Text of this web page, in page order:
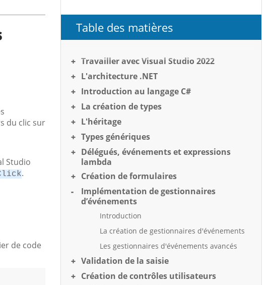
du clic sur
Studio
.
de code
Table des matières
Travailler avec Visual Studio 2022
L'architecture .NET
Introduction au langage C#
La création de types
L'héritage
Types génériques
Délégués, événements et expressions
lambda
Création de formulaires
Implémentation de gestionnaires
d’événements
Introduction
La création de gestionnaires d'événements
Les gestionnaires d'événements avancés
Validation de la saisie
Création de contrôles utilisateurs